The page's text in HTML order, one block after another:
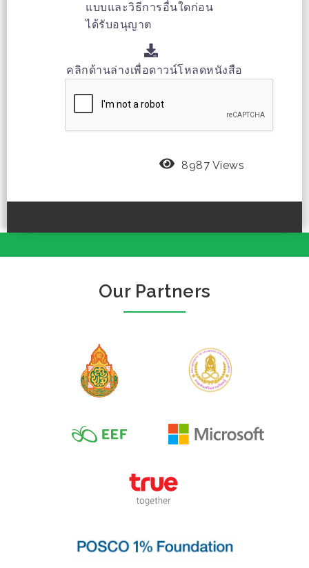
แบบและวิธีการอื่นใดก่อน
ได้รับอนุญาต
คลิกด้านล่างเพื่อดาวน์โหลดหนังสือ
8987 Views
Our Partners